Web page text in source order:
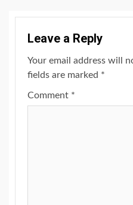
Leave a Reply
Your email address will
fields are marked *
Comment *